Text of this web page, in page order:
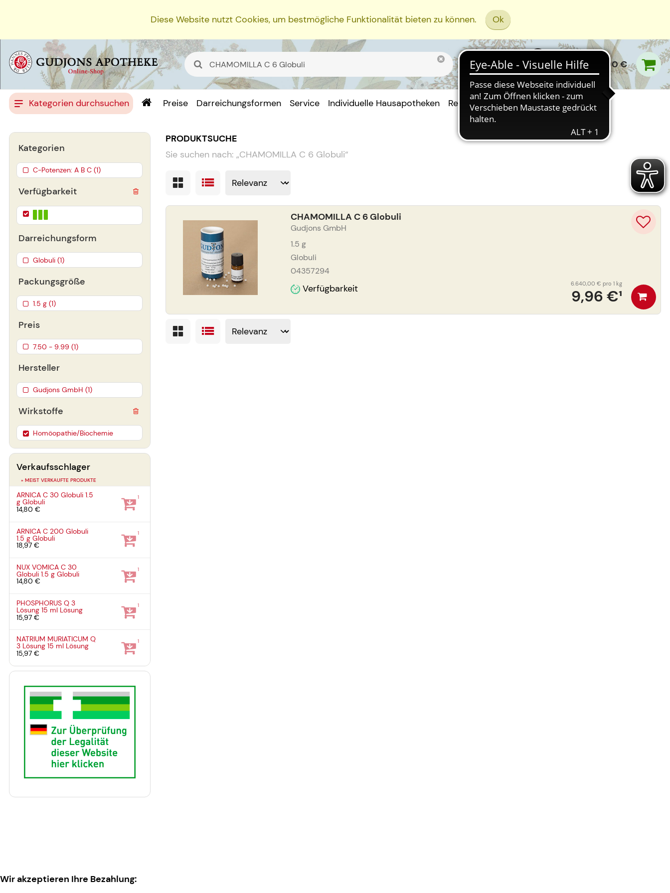
Diese Website nutzt Cookies, um bestmögliche Funktionalität bieten zu können. Ok
0,00 €
Kategorien durchsuchen Preise Darreichungsformen Service Individuelle Hausapotheken Rezept Einreichen
PRODUKTSUCHE
Sie suchen nach: „CHAMOMILLA C 6 Globuli“
CHAMOMILLA C 6 Globuli
Gudjons GmbH
1.5 g
Globuli
04357294
Verfügbarkeit 9,96 €¹
6.640,00 € pro 1 kg
Verfügbarkeit
Darreichungsform
Globuli (1)
Packungsgröße
1.5 g (1)
Preis
7.50 - 9.99 (1)
Hersteller
Gudjons GmbH (1)
Wirkstoffe
Homöopathie/Biochemie
Kategorien
C-Potenzen: A B C (1)
Verkaufsschlager
» MEIST VERKAUFTE PRODUKTE
ARNICA C 30 Globuli1.5
gGlobuli
14,80 €
1
ARNICA C 200 Globuli
1.5 gGlobuli
18,97 €
1
NUX VOMICA C 30
Globuli1.5 gGlobuli
14,80 €
1
PHOSPHORUS Q 3
Lösung15 ml Lösung
15,97 €
1
NATRIUM MURIATICUM Q
3 Lösung15 ml Lösung
15,97 €
1
Wir akzeptieren Ihre Bezahlung: